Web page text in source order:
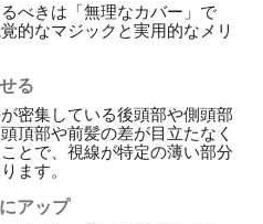
べきは「無理なカバー」で
的なマジックと実用的なメリ
る
密集している後頭部や側頭部
頂部や前髪の差が目立たなく
とで、視線が特定の薄い部分
ます。
アップ